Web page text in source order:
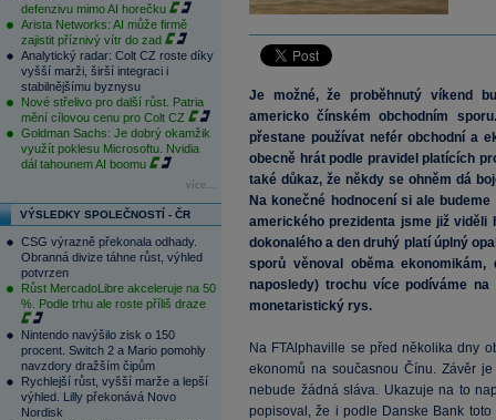
defenzivu mimo AI horečku
Arista Networks: AI může firmě
zajistit příznivý vítr do zad
Analytický radar: Colt CZ roste díky
vyšší marži, širší integraci i
stabilnějšímu byznysu
Nové střelivo pro další růst. Patria
mění cílovou cenu pro Colt CZ
Goldman Sachs: Je dobrý okamžik
využít poklesu Microsoftu. Nvidia
dál tahounem AI boomu
více...
VÝSLEDKY SPOLEČNOSTÍ - ČR
CSG výrazně překonala odhady.
Obranná divize táhne růst, výhled
potvrzen
Růst MercadoLibre akceleruje na 50
%. Podle trhu ale roste příliš draze
Nintendo navýšilo zisk o 150
procent. Switch 2 a Mario pomohly
navzdory dražším čipům
Rychlejší růst, vyšší marže a lepší
výhled. Lilly překonává Novo
Nordisk
Je možné, že proběhnutý víkend
americko čínském obchodním
přestane používat nefér obchodní a
obecně hrát podle pravidel platících
také důkaz, že někdy se ohněm dá
Na konečné hodnocení si ale
amerického prezidenta jsme již viděli
dokonalého a den druhý platí úplný
sporů věnoval oběma
naposledy) trochu více podíváme
monetaristický rys.
Na FTAlphaville se před několika dny
ekonomů na současnou Čínu. Závěr
nebude žádná sláva. Ukazuje na to
popisoval, že i podle Danske Bank